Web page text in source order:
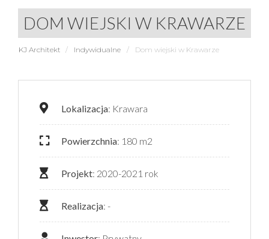
DOM WIEJSKI W KRAWARZE
KJ Architekt / Indywidualne / Dom wiejski w Krawarze
Lokalizacja: Krawara
Powierzchnia: 180 m2
Projekt: 2020-2021 rok
Realizacja: -